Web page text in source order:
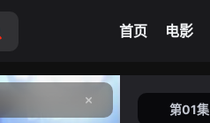
首页 电影
第01集